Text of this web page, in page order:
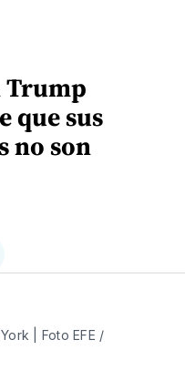
Trump
que sus
no son
| Foto EFE /